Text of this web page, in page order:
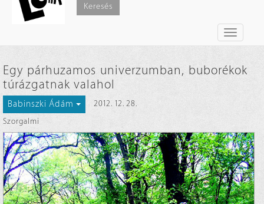
Keresés
Toggle
Egy párhuzamos univerzumban, buborékok
túrázgatnak valahol
Babinszki Ádám
2012. 12. 28.
Szorgalmi